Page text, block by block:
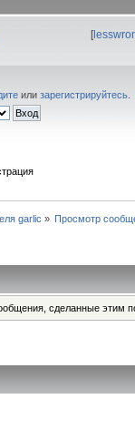
[
или зарегистрируйтесь
garlic » Просмотр
сделанные этим